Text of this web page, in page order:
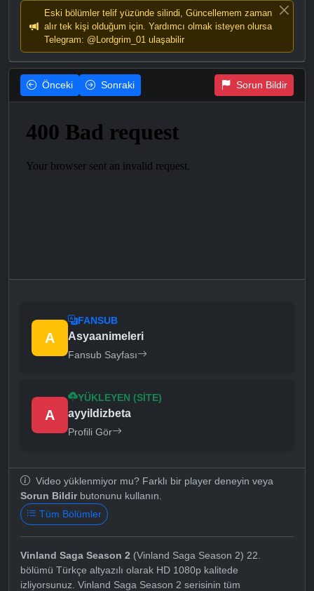
Eski bölümler telif yüzünde silindi, Güncellemem zaman
alır tek kişi olduğum için. Yardımcı olmak isteyen olursa
Telegram: @Lordgrim_01 ulaşabilir
Önceki Sonraki Sorun Bildir
A
FANSUB
Asyaanimeleri
Fansub Sayfası
A
YÜKLEYEN (SITE)
ayyildizbeta
Profili Gör
Video yüklenmiyor mu? Farklı bir player deneyin veya
Sorun Bildirbutonunu kullanın.
Tüm Bölümler
Vinland Saga Season 2 (Vinland Saga Season 2) 22.
bölümü Türkçe altyazılı olarak HD 1080p kalitede
izliyorsunuz. Vinland Saga Season 2 serisinin tüm